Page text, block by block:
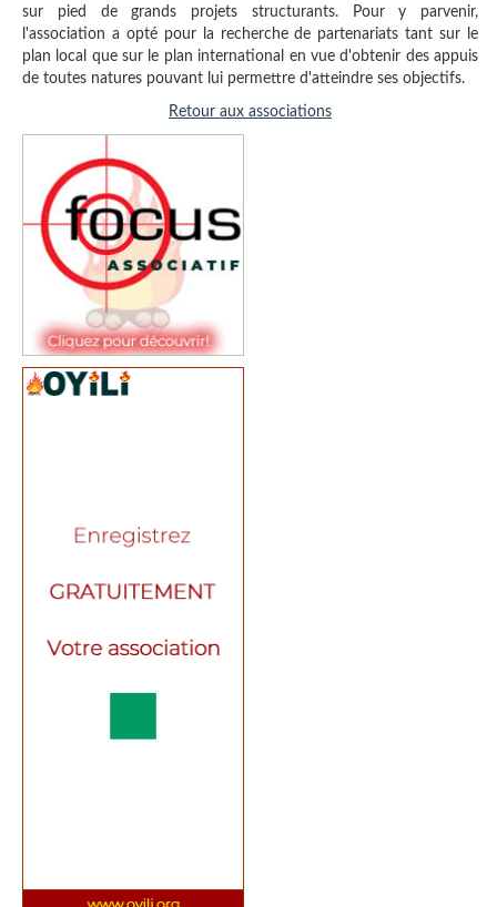
sur pied de grands projets structurants. Pour y parvenir,
l'association a opté pour la recherche de partenariats tant sur le
plan local que sur le plan international en vue d'obtenir des appuis
de toutes natures pouvant lui permettre d'atteindre ses objectifs.
Retour aux associations